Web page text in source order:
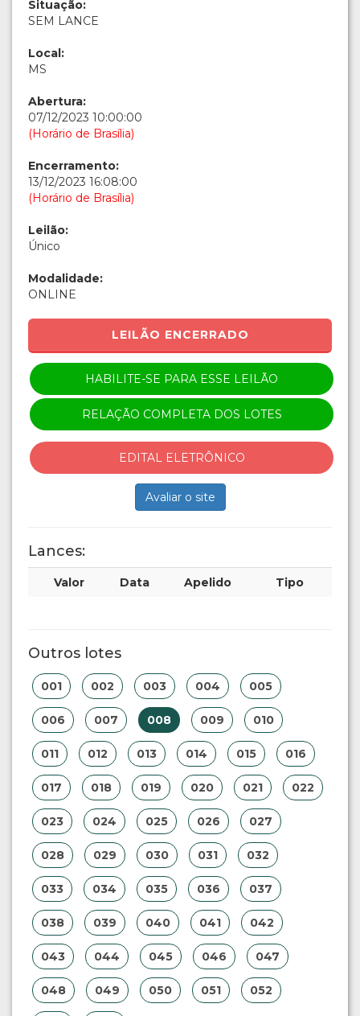
Situação:
SEM LANCE
Local:
MS
Abertura:
07/12/2023 10:00:00
(Horário de Brasília)
Encerramento:
13/12/2023 16:08:00
(Horário de Brasília)
Leilão:
Único
Modalidade:
ONLINE
LEILÃO ENCERRADO
HABILITE-SE PARA ESSE LEILÃO
RELAÇÃO COMPLETA DOS LOTES
EDITAL ELETRÔNICO
Avaliar o site
Lances:
Valor Data Apelido Tipo
Outros lotes
001 002 003 004 005
006 007 008 009 010
011 012 013 014 015 016
017 018 019 020 021 022
023 024 025 026 027
028 029 030 031 032
033 034 035 036 037
038 039 040 041 042
043 044 045 046 047
048 049 050 051 052